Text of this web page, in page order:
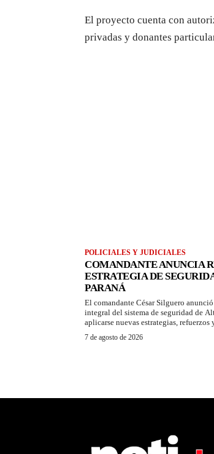
El proyecto cuenta con
privadas y donantes
POLICIALES Y JUDICIALES
COMANDANTE ANUNCIA
ESTRATEGIA DE
PARANÁ
El comandante César Silguero
integral del sistema de seguridad de
aplicarse nuevas estrategias, refuerzos
7 de agosto de 2026